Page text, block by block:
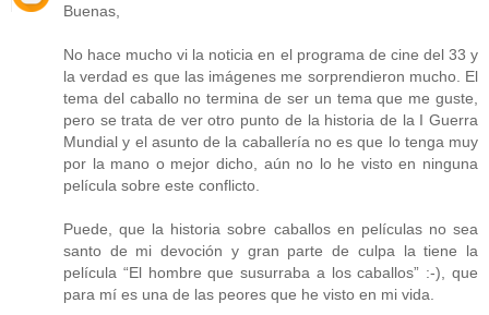
Buenas,
No hace mucho vi la noticia en el programa de cine del 33 y
la verdad es que las imágenes me sorprendieron mucho. El
tema del caballo no termina de ser un tema que me guste,
pero se trata de ver otro punto de la historia de la I Guerra
Mundial y el asunto de la caballería no es que lo tenga muy
por la mano o mejor dicho, aún no lo he visto en ninguna
película sobre este conflicto.
Puede, que la historia sobre caballos en películas no sea
santo de mi devoción y gran parte de culpa la tiene la
película “El hombre que susurraba a los caballos” :-), que
para mí es una de las peores que he visto en mi vida.